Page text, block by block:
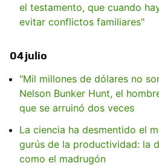
el testamento, que cuando
evitar conflictos familiares"
04 julio
"Mil millones de dólares no
Nelson Bunker Hunt, el
que se arruinó dos veces
La ciencia ha desmentido el
gurús de la productividad: la
como el madrugón